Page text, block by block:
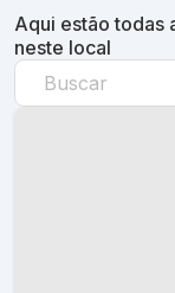
Aqui estão todas
neste local